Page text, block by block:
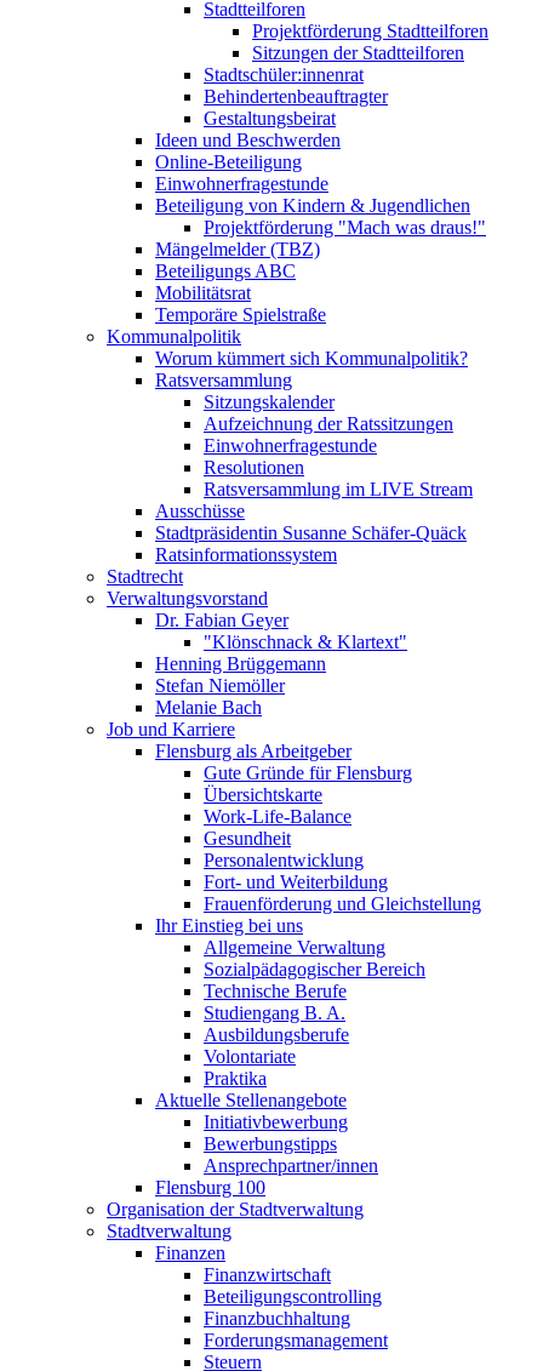
Stadtteilforen
Projektförderung Stadtteilforen
Sitzungen der Stadtteilforen
Stadtschüler:innenrat
Behindertenbeauftragter
Gestaltungsbeirat
Ideen und Beschwerden
Online-Beteiligung
Einwohnerfragestunde
Beteiligung von Kindern & Jugendlichen
Projektförderung "Mach was draus!"
Mängelmelder (TBZ)
Beteiligungs ABC
Mobilitätsrat
Temporäre Spielstraße
Kommunalpolitik
Worum kümmert sich Kommunalpolitik?
Ratsversammlung
Sitzungskalender
Aufzeichnung der Ratssitzungen
Einwohnerfragestunde
Resolutionen
Ratsversammlung im LIVE Stream
Ausschüsse
Stadtpräsidentin Susanne Schäfer-Quäck
Ratsinformationssystem
Stadtrecht
Verwaltungsvorstand
Dr. Fabian Geyer
"Klönschnack & Klartext"
Henning Brüggemann
Stefan Niemöller
Melanie Bach
Job und Karriere
Flensburg als Arbeitgeber
Gute Gründe für Flensburg
Übersichtskarte
Work-Life-Balance
Gesundheit
Personalentwicklung
Fort- und Weiterbildung
Frauenförderung und Gleichstellung
Ihr Einstieg bei uns
Allgemeine Verwaltung
Sozialpädagogischer Bereich
Technische Berufe
Studiengang B. A.
Ausbildungsberufe
Volontariate
Praktika
Aktuelle Stellenangebote
Initiativbewerbung
Bewerbungstipps
Ansprechpartner/innen
Flensburg 100
Organisation der Stadtverwaltung
Stadtverwaltung
Finanzen
Finanzwirtschaft
Beteiligungscontrolling
Finanzbuchhaltung
Forderungsmanagement
Steuern